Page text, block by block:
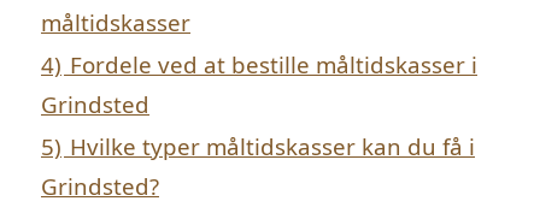
måltidskasser
4) Fordele ved at bestille måltidskasser i
Grindsted
5) Hvilke typer måltidskasser kan du få i
Grindsted?